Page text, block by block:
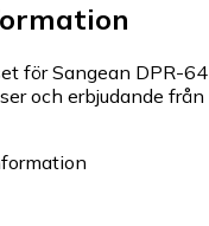
för Sangean DPR-64
och erbjudande